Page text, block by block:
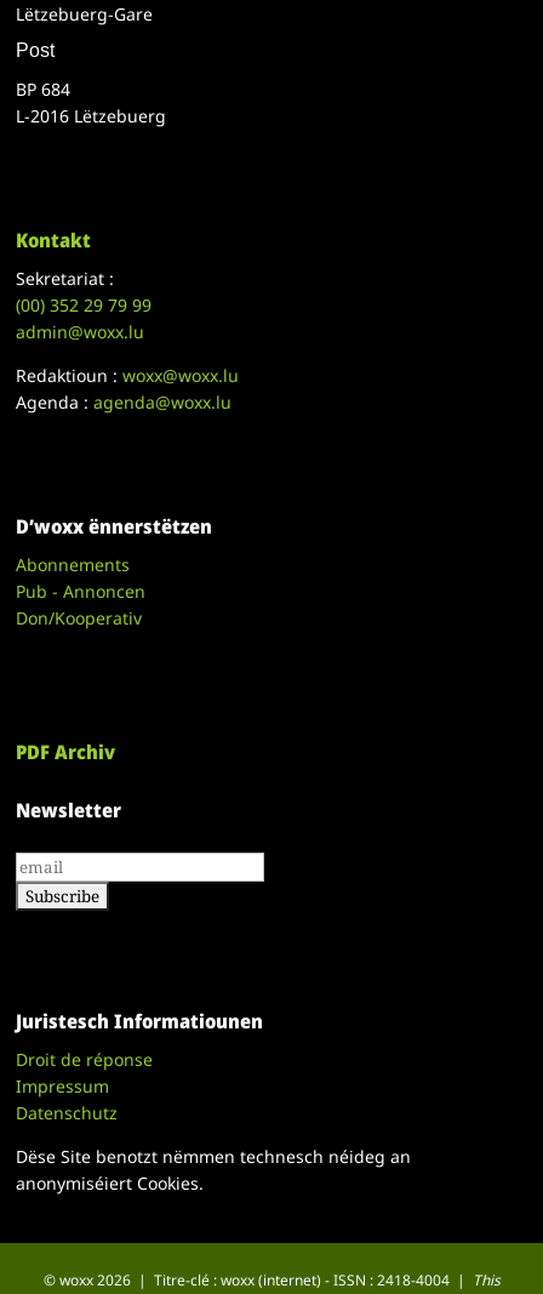
Lëtzebuerg-Gare
Post
BP 684
L-2016 Lëtzebuerg
Kontakt
Sekretariat :
(00)352 29 79 99
admin@woxx.lu
Redaktioun :woxx@woxx.lu
Agenda :agenda@woxx.lu
D’woxx ënnerstëtzen
Abonnements
Pub - Annoncen
Don/Kooperativ
PDF Archiv
Newsletter
Juristesch Informatiounen
Droit de réponse
Impressum
Datenschutz
Dëse Site benotzt nëmmen technesch néideg an
anonymiséiert Cookies.
© woxx 2026 | Titre-clé : woxx (internet) - ISSN : 2418-4004 | This